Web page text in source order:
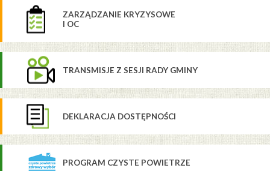
ZARZĄDZANIE KRYZYSOWE
I OC
TRANSMISJE Z SESJI RADY GMINY
DEKLARACJA DOSTĘPNOŚCI
PROGRAM CZYSTE POWIETRZE